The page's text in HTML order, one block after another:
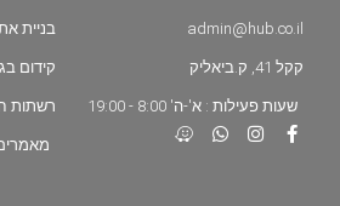
admin@hub.co.il
קקל 41, ק.ביאליק
שעות פעילות : א'-ה' 8:00 - 19:00
בניית
קידום
רשתות